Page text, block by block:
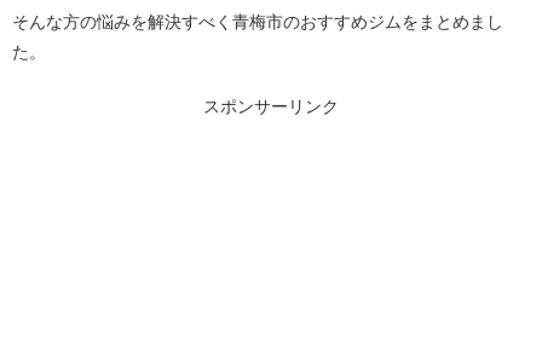
そんな方の悩みを解決すべく青梅市のおすすめジムをまとめまし
た。
スポンサーリンク